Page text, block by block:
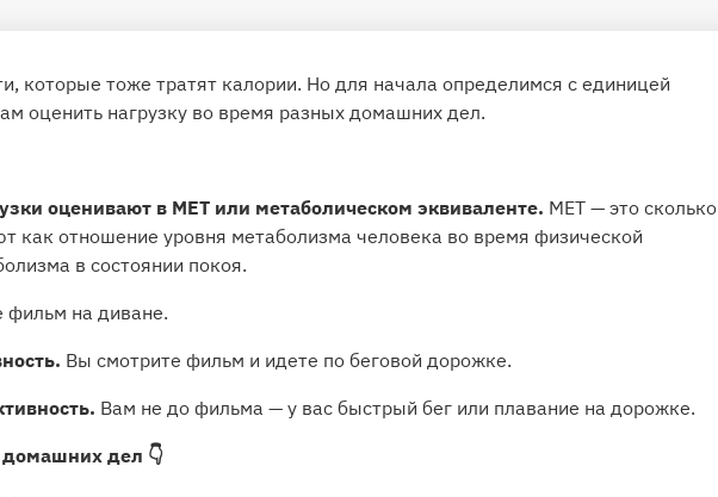
которые тоже тратят калории. Но для начала определимся с единицей
оценить нагрузку во время разных домашних дел.
оценивают в МЕТ или метаболическом эквиваленте. МЕТ — это сколько
как отношение уровня метаболизма человека во время физической
в состоянии покоя.
фильм на диване.
Вы смотрите фильм и идете по беговой дорожке.
Вам не до фильма — у вас быстрый бег или плавание на дорожке.
дел 👇